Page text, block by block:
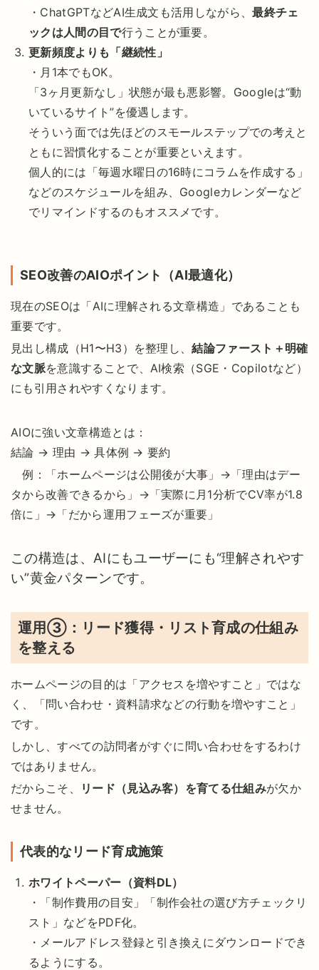
・ChatGPTなどAI生成文も活用しながら、最終チェ
ックは人間の目で行うことが重要。
更新頻度よりも「継続性」
・月1本でもOK。
「3ヶ月更新なし」状態が最も悪影響。Googleは“動
いているサイト”を優遇します。
そういう面では先ほどのスモールステップでの考えと
ともに習慣化することが重要といえます。
個人的には「毎週水曜日の16時にコラムを作成する」
などのスケジュールを組み、Googleカレンダーなど
でリマインドするのもオススメです。
SEO改善のAIOポイント（AI最適化）
現在のSEOは「AIに理解される文章構造」であることも
重要です。
見出し構成（H1〜H3）を整理し、結論ファースト＋明確
な文脈を意識することで、AI検索（SGE・Copilotなど）
にも引用されやすくなります。
AIOに強い文章構造とは：
結論 → 理由 → 具体例 → 要約
例：「ホームページは公開後が大事」→「理由はデー
タから改善できるから」→「実際に月1分析でCV率が1.8
倍に」→「だから運用フェーズが重要」
この構造は、AIにもユーザーにも“理解されやす
い”黄金パターンです。
運用③：リード獲得・リスト育成の仕組み
を整える
ホームページの目的は「アクセスを増やすこと」ではな
く、「問い合わせ・資料請求などの行動を増やすこと」
です。
しかし、すべての訪問者がすぐに問い合わせをするわけ
ではありません。
だからこそ、
リード（見込み客）を育てる仕組みが欠か
せません。
代表的なリード育成施策
ホワイトペーパー（資料DL）
・「制作費用の目安」「制作会社の選び方チェックリ
スト」などをPDF化。
・メールアドレス登録と引き換えにダウンロードでき
るようにする。